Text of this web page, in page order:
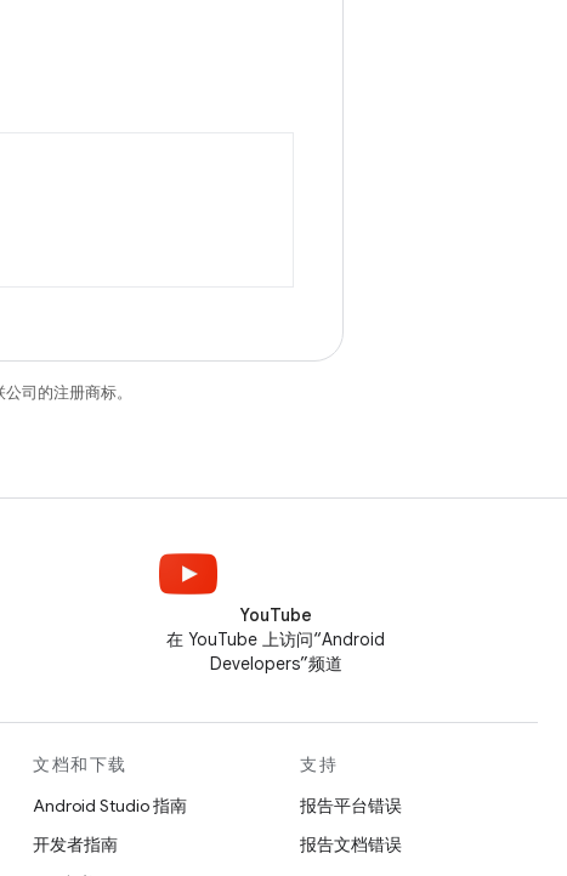
司的注册商标。
YouTube
在 YouTube 上访问“Android
Developers”频道
文档和下载
Android Studio 指南
开发者指南
支持
报告平台错误
报告文档错误